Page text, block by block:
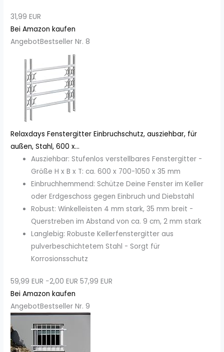
31,99 EUR
Bei Amazon kaufen
AngebotBestseller Nr. 8
Relaxdays Fenstergitter Einbruchschutz, ausziehbar, für
außen, Stahl, 600 x...
Ausziehbar: Stufenlos verstellbares Fenstergitter -
Größe H x B x T: ca. 600 x 700-1050 x 35 mm
Einbruchhemmend: Schütze Deine Fenster im Keller
oder Erdgeschoss gegen Einbruch und Diebstahl
Robust: Winkelleisten 4 mm stark, 35 mm breit -
Querstreben im Abstand von ca. 9 cm, 2 mm stark
Langlebig: Robuste Kellerfenstergitter aus
pulverbeschichtetem Stahl - Sorgt für
Korrosionsschutz
59,99 EUR −2,00 EUR 57,99 EUR
Bei Amazon kaufen
AngebotBestseller Nr. 9